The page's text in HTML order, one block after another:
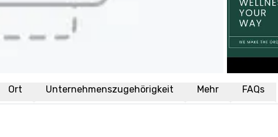
Ort Unternehmenszugehörigkeit Mehr FAQs